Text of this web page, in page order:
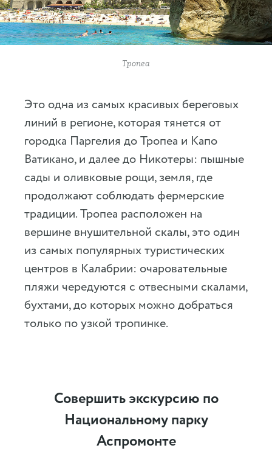
Тропеа
Это одна из самых красивых береговых
линий в регионе, которая тянется от
городка Паргелия до Тропеа и Капо
Ватикано, и далее до Никотеры: пышные
сады и оливковые рощи, земля, где
продолжают соблюдать фермерские
традиции. Тропеа расположен на
вершине внушительной скалы, это один
из самых популярных туристических
центров в Калабрии: очаровательные
пляжи чередуются с отвесными скалами,
бухтами, до которых можно добраться
только по узкой тропинке.
Совершить экскурсию по
Национальному парку
Аспромонте